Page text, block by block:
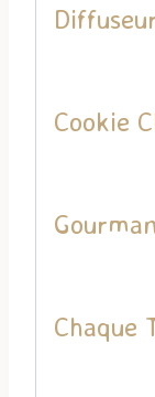
Cookie
Chaque